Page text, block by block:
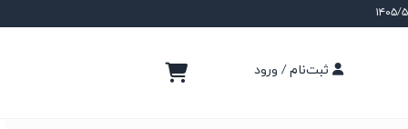
ثبت‌نام / ورود